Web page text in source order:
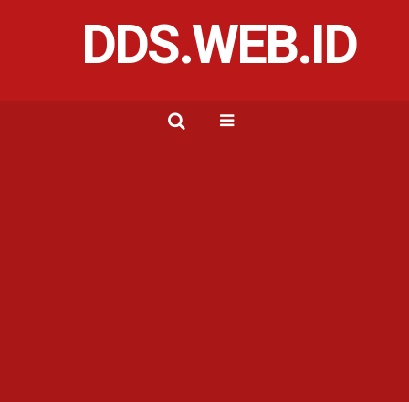
DDS.WEB.ID